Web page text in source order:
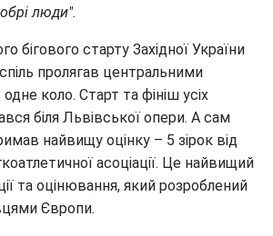
люди".
бігового старту Західної України
пролягав центральними
коло. Старт та фініш усіх
біля Львівської опери. А сам
найвищу оцінку – 5 зірок від
асоціації. Це найвищий
та оцінювання, який розроблений
Європи.